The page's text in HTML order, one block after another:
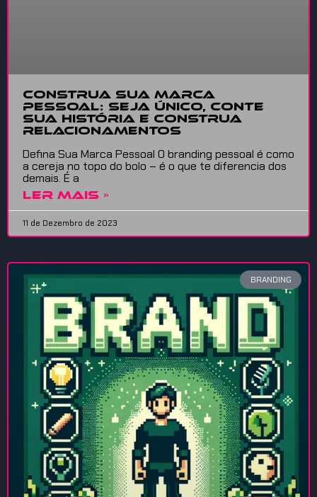
Construa sua marca
pessoal: Seja único, conte
sua história e construa
relacionamentos
Defina Sua Marca Pessoal O branding pessoal é como
a cereja no topo do bolo – é o que te diferencia dos
demais. É a
LER MAIS »
11 de Dezembro de 2023
BRANDING